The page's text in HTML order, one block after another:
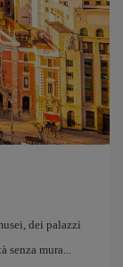
dei palazzi
senza mura...